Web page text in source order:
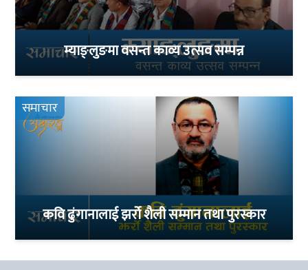
म्याङ्लुङमा वसन्त काव्य उत्सव सम्पन्न
समाचार
कवि ढुंगानालाई झर्रो शैली सम्मान तथा पुरस्कार